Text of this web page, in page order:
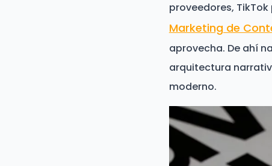
proveedores,
Marketing de
aprovecha. De ahí
arquitectura
moderno.